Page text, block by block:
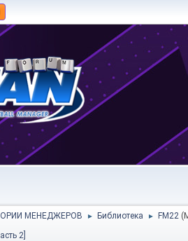
МЕНЕДЖЕРОВ ► Библиотека ► FM22
2]